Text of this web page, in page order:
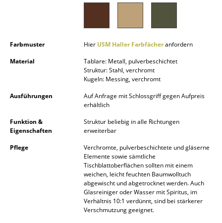
Betten
Einzelbetten
Kinderbetten
Nachttische & Bettzubehör
Farbmuster Hier USM Haller Farbfächeranfordern
Material
Tablare: Metall, pulverbeschichtet
Struktur: Stahl, verchromt
Kugeln: Messing, verchromt
Ausführungen
Auf Anfrage mit Schlossgriff gegen Aufpreis
erhältlich
Funktion &
Eigenschaften
Struktur beliebig in alle Richtungen
erweiterbar
Pflege
Verchromte, pulverbeschichtete und gläserne
Elemente sowie sämtliche
Tischblattoberflächen sollten mit einem
weichen, leicht feuchten Baumwolltuch
abgewischt und abgetrocknet werden. Auch
Glasreiniger oder Wasser mit Spiritus, im
Verhältnis 10:1 verdünnt, sind bei stärkerer
Verschmutzung geeignet.